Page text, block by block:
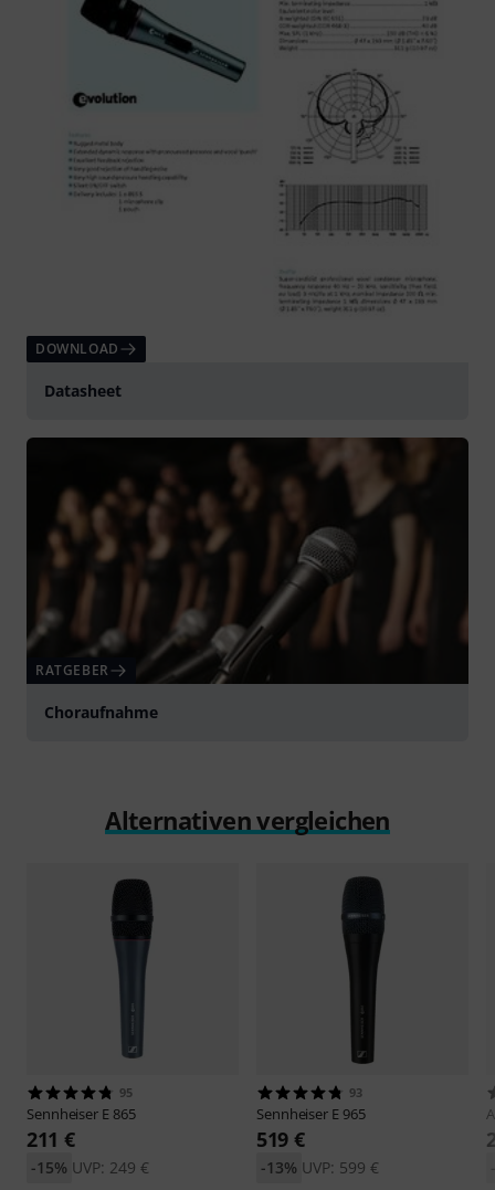
DOWNLOAD
Datasheet
RATGEBER
Choraufnahme
Alternativen vergleichen
95
Sennheiser E 865
211 €
UVP: 249 €
-15%
93
Sennheiser E 965
519 €
UVP: 599 €
-13%